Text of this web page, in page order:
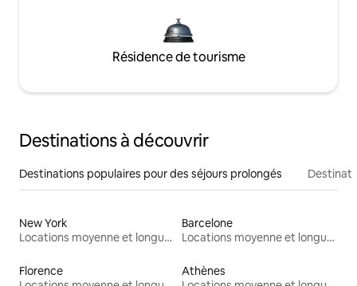
Résidence de tourisme
Destinations à découvrir
Destinations populaires pour des séjours prolongés
New York
Locations moyenne et longue durée
Barcelone
Locations moyenne et longue durée
Florence
Athènes